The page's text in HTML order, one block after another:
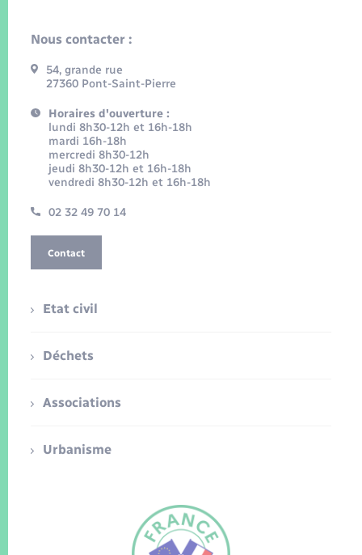
Nous contacter :
54, grande rue
27360 Pont-Saint-Pierre
Horaires d'ouverture :
lundi 8h30-12h et 16h-18h
mardi 16h-18h
mercredi 8h30-12h
jeudi 8h30-12h et 16h-18h
vendredi 8h30-12h et 16h-18h
02 32 49 70 14
Contact
Etat civil
Déchets
Associations
Urbanisme